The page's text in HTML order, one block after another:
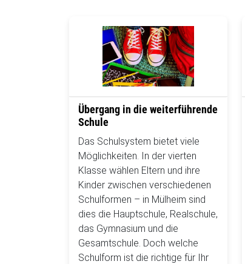
Übergang in die weiterführende
Schule
Das Schulsystem bietet viele
Möglichkeiten. In der vierten
Klasse wählen Eltern und ihre
Kinder zwischen verschiedenen
Schulformen – in Mülheim sind
dies die Hauptschule, Realschule,
das Gymnasium und die
Gesamtschule. Doch welche
Schulform ist die richtige für Ihr